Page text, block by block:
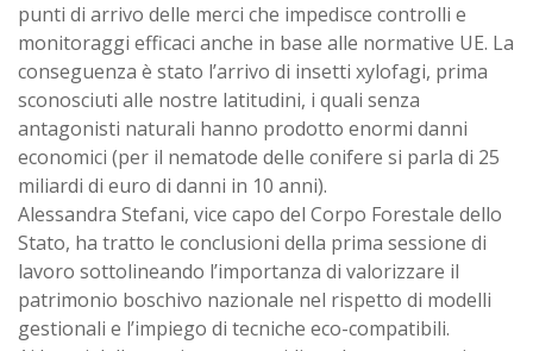
punti di arrivo delle merci che impedisce controlli e
monitoraggi efficaci anche in base alle normative UE. La
conseguenza è stato l’arrivo di insetti xylofagi, prima
sconosciuti alle nostre latitudini, i quali senza
antagonisti naturali hanno prodotto enormi danni
economici (per il nematode delle conifere si parla di 25
miliardi di euro di danni in 10 anni).
Alessandra Stefani, vice capo del Corpo Forestale dello
Stato, ha tratto le conclusioni della prima sessione di
lavoro sottolineando l’importanza di valorizzare il
patrimonio boschivo nazionale nel rispetto di modelli
gestionali e l’impiego di tecniche eco-compatibili.